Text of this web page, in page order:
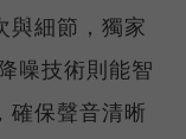
與細節，獨家
噪技術則能智
確保聲音清晰